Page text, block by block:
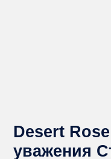
Desert
уважения